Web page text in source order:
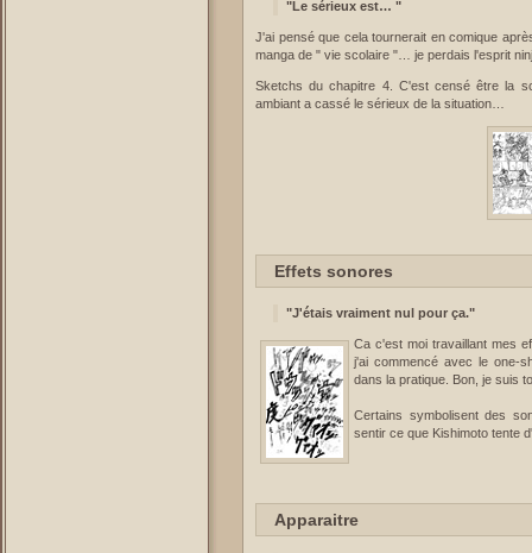
"Le sérieux est… "
J'ai pensé que cela tournerait en comique
manga de " vie scolaire "… je perdais l'esprit
Sketchs du chapitre 4. C'est censé être la
ambiant a cassé le sérieux de la situation…
Effets sonores
"J'étais vraiment nul pour ça."
Ca c'est moi travaillant mes
j'ai commencé avec le one-
dans la pratique. Bon, je suis
Certains symbolisent des
sentir ce que Kishimoto tente
Apparaitre